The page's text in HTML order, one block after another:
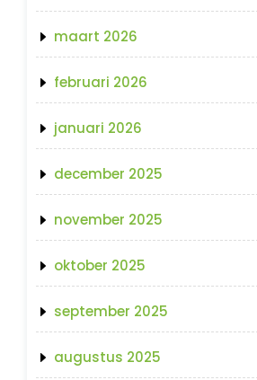
maart 2026
februari 2026
januari 2026
december 2025
november 2025
oktober 2025
september 2025
augustus 2025